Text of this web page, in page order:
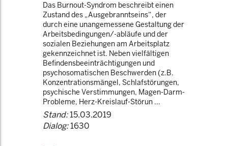
Das Burnout-Syndrom beschreibt einen
Zustand des „Ausgebranntseins“, der
durch eine unangemessene Gestaltung der
Arbeitsbedingungen/-abläufe und der
sozialen Beziehungen am Arbeitsplatz
gekennzeichnet ist. Neben vielfältigen
Befindensbeeinträchtigungen und
psychosomatischen Beschwerden (z.B.
Konzentrationsmängel, Schlafstörungen,
psychische Verstimmungen, Magen-Darm-
Probleme, Herz-Kreislauf-Störun ...
Stand:15.03.2019
Dialog:1630